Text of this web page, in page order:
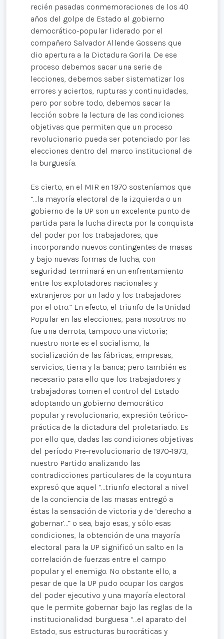
recién pasadas conmemoraciones de los 40
años del golpe de Estado al gobierno
democrático-popular liderado por el
compañero Salvador Allende Gossens que
dio apertura a la Dictadura Gorila. De ese
proceso debemos sacar una serie de
lecciones, debemos saber sistematizar los
errores y aciertos, rupturas y continuidades,
pero por sobre todo, debemos sacar la
lección sobre la lectura de las condiciones
objetivas que permiten que un proceso
revolucionario pueda ser potenciado por las
elecciones dentro del marco institucional de
la burguesía.
Es cierto, en el MIR en 1970 sosteníamos que
“…la mayoría electoral de la izquierda o un
gobierno de la UP son un excelente punto de
partida para la lucha directa por la conquista
del poder por los trabajadores, que
incorporando nuevos contingentes de masas
y bajo nuevas formas de lucha, con
seguridad terminará en un enfrentamiento
entre los explotadores nacionales y
extranjeros por un lado y los trabajadores
por el otro.” En efecto, el triunfo de la Unidad
Popular en las elecciones, para nosotros no
fue una derrota, tampoco una victoria;
nuestro norte es el socialismo, la
socialización de las fábricas, empresas,
servicios, tierra y la banca; pero también es
necesario para ello que los trabajadores y
trabajadoras tomen el control del Estado
adoptando un gobierno democrático
popular y revolucionario, expresión teórico-
práctica de la dictadura del proletariado. Es
por ello que, dadas las condiciones objetivas
del período Pre-revolucionario de 1970-1973,
nuestro Partido analizando las
contradicciones particulares de la coyuntura
expresó que aquel “…triunfo electoral a nivel
de la conciencia de las masas entregó a
éstas la sensación de victoria y de ‘derecho a
gobernar’…” o sea, bajo esas, y sólo esas
condiciones, la obtención de una mayoría
electoral para la UP significó un salto en la
correlación de fuerzas entre el campo
popular y el enemigo. No obstante ello, a
pesar de que la UP pudo ocupar los cargos
del poder ejecutivo y una mayoría electoral
que le permite gobernar bajo las reglas de la
institucionalidad burguesa “…el aparato del
Estado, sus estructuras burocráticas y